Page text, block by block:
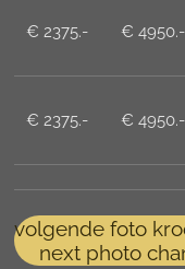
€ 2375.- €
€ 2375.- €
volgende foto
next photo